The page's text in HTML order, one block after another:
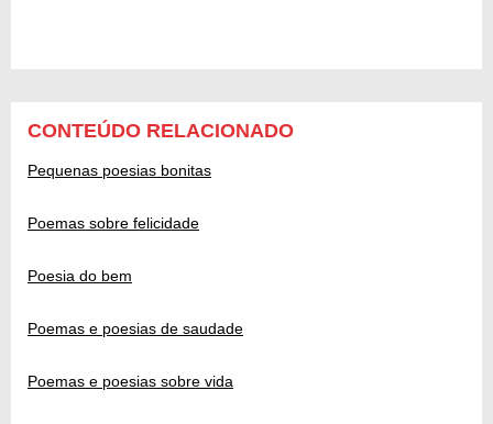
CONTEÚDO RELACIONADO
Pequenas poesias bonitas
Poemas sobre felicidade
Poesia do bem
Poemas e poesias de saudade
Poemas e poesias sobre vida